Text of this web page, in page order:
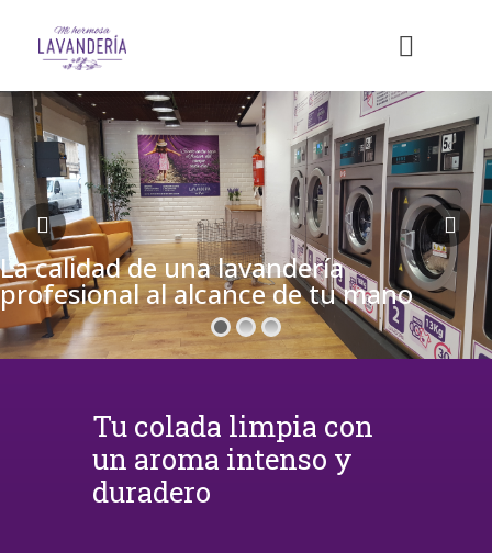
La calidad de una lavandería
profesional al alcance de tu mano
Tu colada limpia con
un aroma intenso y
duradero